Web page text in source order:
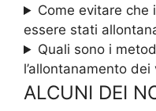
Come evitare che
essere stati
Quali sono i
l’allontanamento dei
ALCUNI DEI